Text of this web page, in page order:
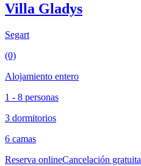
Villa Gladys
Segart
(0)
Alojamiento entero
1 - 8 personas
3 dormitorios
6 camas
Reserva onlineCancelación gratuita